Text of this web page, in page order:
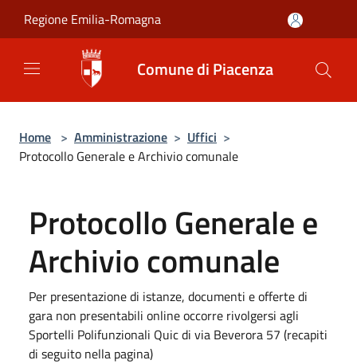
Regione Emilia-Romagna
Comune di Piacenza
Home > Amministrazione > Uffici >
Protocollo Generale e Archivio comunale
Protocollo Generale e
Archivio comunale
Per presentazione di istanze, documenti e offerte di
gara non presentabili online occorre rivolgersi agli
Sportelli Polifunzionali Quic di via Beverora 57 (recapiti
di seguito nella pagina)